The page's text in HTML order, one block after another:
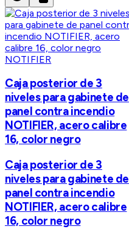
NOTIFIER
Caja posterior de 3
niveles para gabinete de
panel contra incendio
NOTIFIER, acero calibre
16, color negro
Caja posterior de 3
niveles para gabinete de
panel contra incendio
NOTIFIER, acero calibre
16, color negro